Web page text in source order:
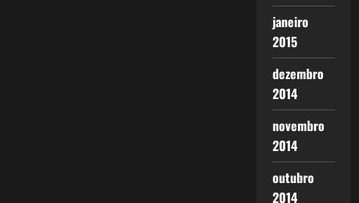
janeiro
2015
dezembro
2014
novembro
2014
outubro
2014